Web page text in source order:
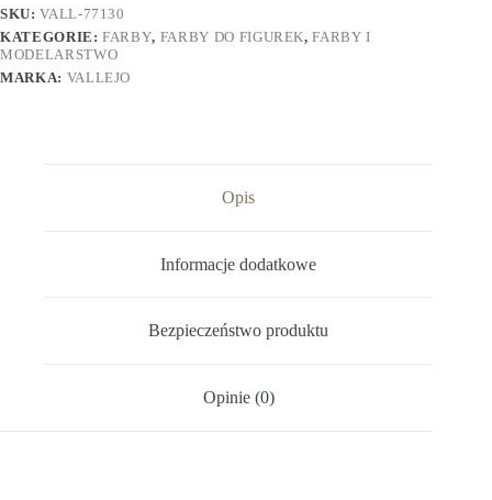
SKU:VALL-77130
KATEGORIE:FARBY, FARBY DO FIGUREK,FARBY I
MODELARSTWO
MARKA: VALLEJO
Opis
Informacje dodatkowe
Bezpieczeństwo produktu
Opinie (0)